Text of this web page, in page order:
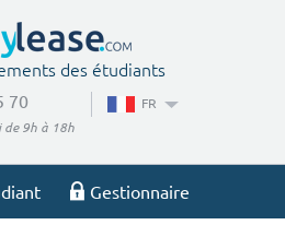
des étudiants
70
de 9h à 18h
FR
Gestionnaire